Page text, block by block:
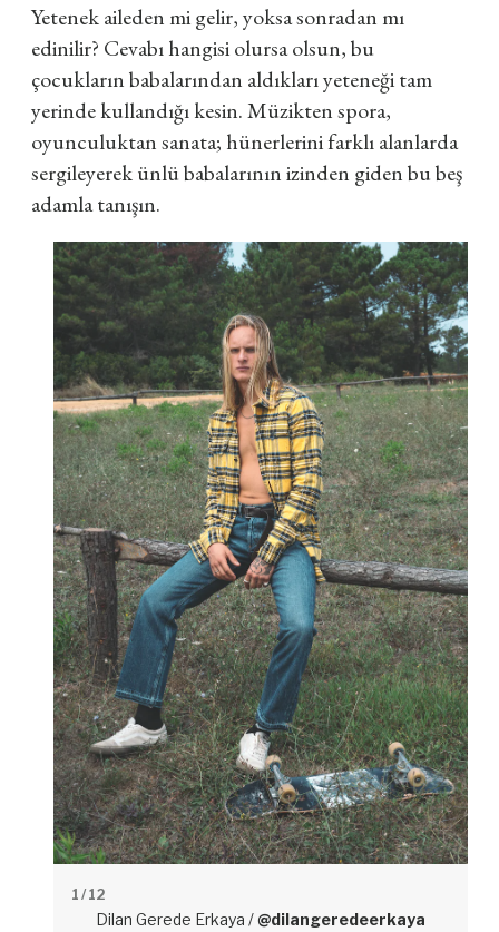
Yetenek aileden mi gelir, yoksa sonradan mı
edinilir? Cevabı hangisi olursa olsun, bu
çocukların babalarından aldıkları yeteneği tam
yerinde kullandığı kesin. Müzikten spora,
oyunculuktan sanata; hünerlerini farklı alanlarda
sergileyerek ünlü babalarının izinden giden bu beş
adamla tanışın.
1 / 12
Dilan Gerede Erkaya /@dilangeredeerkaya